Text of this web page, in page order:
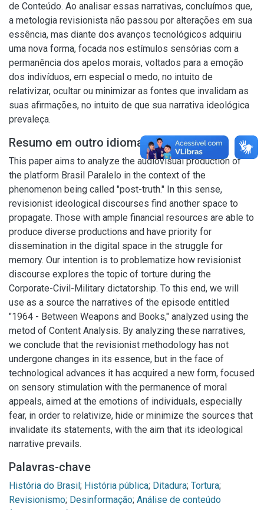
de Conteúdo. Ao analisar essas narrativas, concluímos que,
a metologia revisionista não passou por alterações em sua
essência, mas diante dos avanços tecnológicos adquiriu
uma nova forma, focada nos estímulos sensórias com a
permanência dos apelos morais, voltados para a emoção
dos indivíduos, em especial o medo, no intuito de
relativizar, ocultar ou minimizar as fontes que invalidam as
suas afirmações, no intuito de que sua narrativa ideológica
prevaleça.
Resumo em outro idioma
This paper aims to analyze the audiovisual production of
the platform Brasil Paralelo in the context of the
phenomenon being called "post-truth." In this sense,
revisionist ideological discourses find another space to
propagate. Those with ample financial resources are able to
produce diverse productions and have priority for
dissemination in the digital space in the struggle for
memory. Our intention is to problematize how revisionist
discourse explores the topic of torture during the
Corporate-Civil-Military dictatorship. To this end, we will
use as a source the narratives of the episode entitled
"1964 - Between Weapons and Books," analyzed using the
metod of Content Analysis. By analyzing these narratives,
we conclude that the revisionist methodology has not
undergone changes in its essence, but in the face of
technological advances it has acquired a new form, focused
on sensory stimulation with the permanence of moral
appeals, aimed at the emotions of individuals, especially
fear, in order to relativize, hide or minimize the sources that
invalidate its statements, with the aim that its ideological
narrative prevails.
Palavras-chave
História do Brasil; História pública; Ditadura; Tortura;
Revisionismo; Desinformação; Análise de conteúdo